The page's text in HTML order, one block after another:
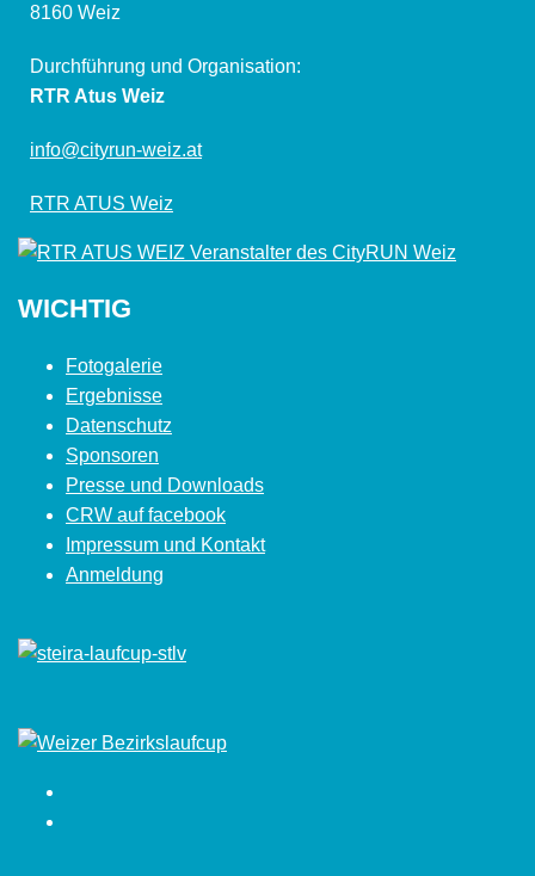
8160 Weiz
Durchführung und Organisation:
RTR Atus Weiz
info@cityrun-weiz.at
RTR ATUS Weiz
WICHTIG
Fotogalerie
Ergebnisse
Datenschutz
Sponsoren
Presse und Downloads
CRW auf facebook
Impressum und Kontakt
Anmeldung